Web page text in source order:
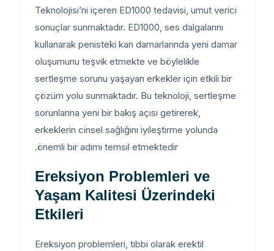
Teknolojisi’ni içeren ED1000 tedavisi, umut verici
sonuçlar sunmaktadır. ED1000, ses dalgalarını
kullanarak penisteki kan damarlarında yeni damar
oluşumunu teşvik etmekte ve böylelikle
sertleşme sorunu yaşayan erkekler için etkili bir
çözüm yolu sunmaktadır. Bu teknoloji, sertleşme
sorunlarına yeni bir bakış açısı getirerek,
erkeklerin cinsel sağlığını iyileştirme yolunda
önemli bir adımı temsil etmektedir.
Ereksiyon Problemleri ve
Yaşam Kalitesi Üzerindeki
Etkileri
Ereksiyon problemleri, tıbbi olarak erektil